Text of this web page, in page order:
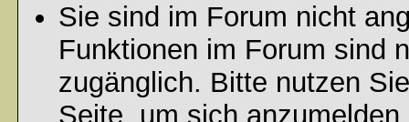
Sie sind im Forum nicht
Funktionen im Forum sind
zugänglich. Bitte nutzen
Seite, um sich